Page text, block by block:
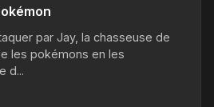
par Jay, la chasseuse de
les pokémons en les
d...